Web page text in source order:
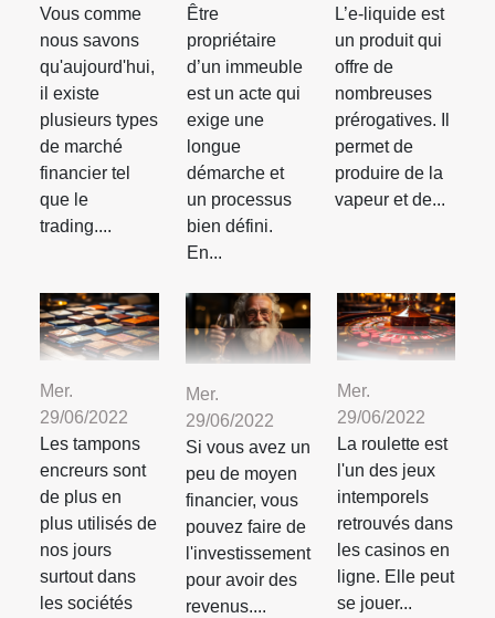
Vous comme
nous savons
qu'aujourd'hui,
il existe
plusieurs types
de marché
financier tel
que le
trading....
Être
propriétaire
d’un immeuble
est un acte qui
exige une
longue
démarche et
un processus
bien défini.
En...
L’e-liquide est
un produit qui
offre de
nombreuses
prérogatives. Il
permet de
produire de la
vapeur et de...
Mer.
29/06/2022
Les tampons
encreurs sont
de plus en
plus utilisés de
nos jours
surtout dans
les sociétés
Mer.
29/06/2022
Si vous avez un
peu de moyen
financier, vous
pouvez faire de
l'investissement
pour avoir des
revenus....
Mer.
29/06/2022
La roulette est
l'un des jeux
intemporels
retrouvés dans
les casinos en
ligne. Elle peut
se jouer...